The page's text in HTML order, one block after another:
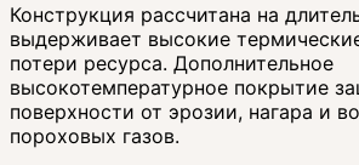
Конструкция рассчитана на
выдерживает высокие
потери ресурса. Дополнительное
высокотемпературное покрытие
поверхности от эрозии, нагара и
пороховых газов.